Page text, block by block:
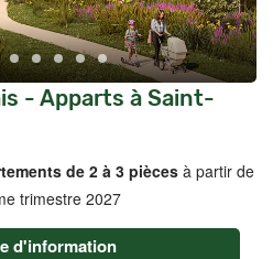
- Apparts à Saint-
de 2 à 3 pièces à partir de
trimestre 2027
d'information